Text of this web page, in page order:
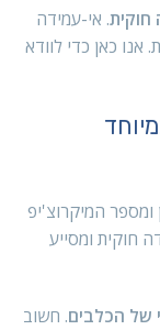
חוקית. אי-עמידה
אנו כאן כדי לוודא
ומספר המיקרוצ'יפ
חוקית ומסייע
של הכלבים. חשוב